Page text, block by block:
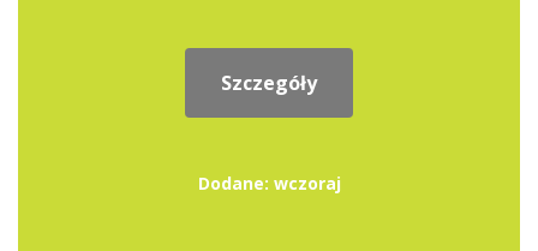
Szczegóły
Dodane: wczoraj